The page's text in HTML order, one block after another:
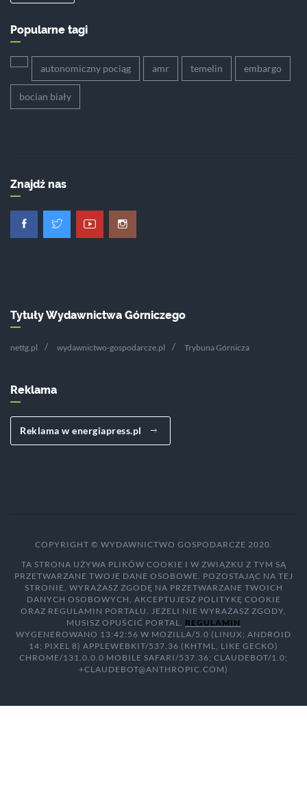
Popularne tagi
autonomiczny pociąg amr temelin embargo
bocian biały
Znajdź nas
Tytuły Wydawnictwa Górniczego
nettg.pl wydawnictwo-gospodarcze.pl Trybuna Górnicza
Reklama
Reklama w energiapress.pl
COPYRIGHT © WYDAWNICTWO GOSPODARCZE 2020.
TA STRONA UŻYWA PLIKÓW COOKIE I W ZWIĄZKU Z TYM SĄ
PRZETWARZANE TWOJE DANE OSOBOWE. POZOSTAJĄC NA TEJ
STRONIE, WYRAŻASZ ZGODĘ NA PRZETWARZANE TWOICH
DANYCH OSOBOWYCH, AKCEPTUJESZ POLITYKĘ COOKIE
ORAZ REGULAMIN PORTALU. JEŻELI NIE WYRAŻASZ ZGODY,
MUSISZ OPUŚCIĆ PORTAL. REGULAMIN
WYGENEROWANO 13:42:56 W MOZILLA/5.0 (LINUX; ANDROID
14; PIXEL 8) APPLEWEBKIT/537.36 (KHTML, LIKE GECKO)
CHROME/131.0.0.0 MOBILE SAFARI/537.36; CLAUDEBOT/1.0;
+CLAUDEBOT@ANTHROPIC.COM)